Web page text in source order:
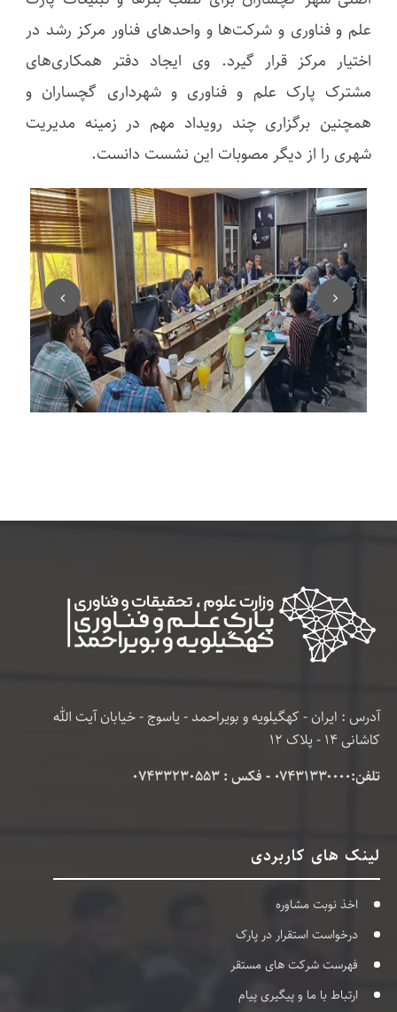
علم و فناوری و شرکت‌ها و واحدهای فناور مرکز رشد در
اختیار مرکز قرار گیرد. وی ایجاد دفتر همکاری‌های
مشترک پارک علم و فناوری و شهرداری گچساران و
همچنین برگزاری چند رویداد مهم در زمینه مدیریت
شهری را از دیگر مصوبات این نشست دانست.
آدرس : ایران - کهگیلویه و بویراحمد - یاسوج - خیابان آیت الله
کاشانی 14 - پلاک 12
تلفن:۰۷۴۳۱۳۳۰۰۰۰ - فکس : 07433230553
لینک های کاربردی
اخذ نوبت مشاوره
درخواست استقرار در پارک
فهرست شرکت های مستقر
ارتباط با ما و پیگیری پیام